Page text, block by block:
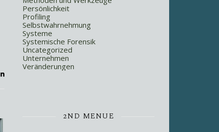
Persönlichkeit
Profiling
Selbstwahrnehmung
Systeme
Systemische Forensik
Uncategorized
Unternehmen
Veränderungen
2ND MENUE